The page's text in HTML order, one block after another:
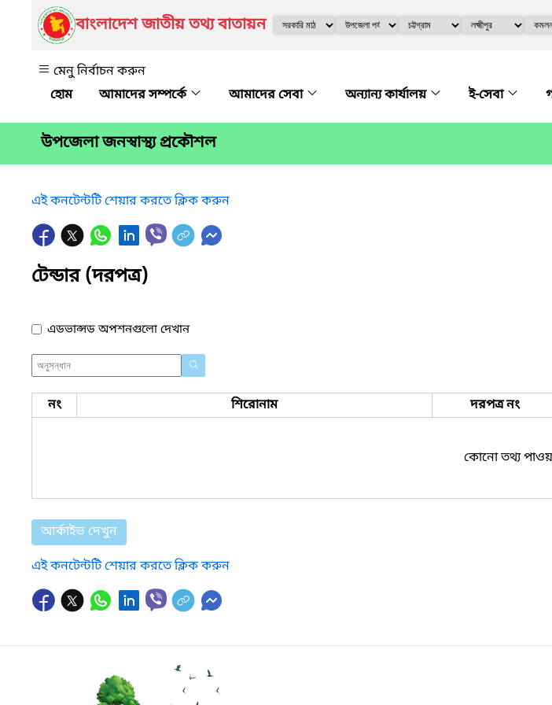
বাংলাদেশ জাতীয় তথ্য বাতায়ন
মেনু নির্বাচন করুন
আমাদের সম্পর্কে
আমাদের সেবা অন্যান্য কার্যালয় ই-সেবা
উপজেলা জনস্বাস্থ্য প্রকৌশল
এই কনটেন্টটি শেয়ার করতে ক্লিক করুন
টেন্ডার (দরপত্র)
এডভান্সড অপশনগুলো দেখান
নং শিরোনাম দরপত্র নং
কোনো তথ্য
আর্কাইভ দেখুন
এই কনটেন্টটি শেয়ার করতে ক্লিক করুন